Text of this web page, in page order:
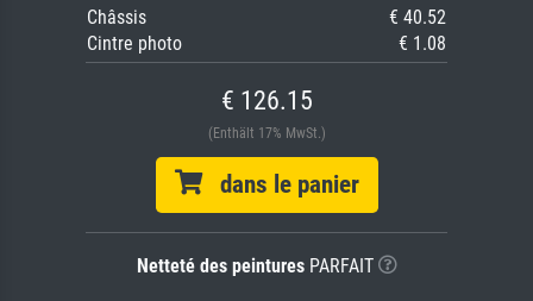
Châssis
€ 40.52
Cintre photo
€ 1.08
€ 126.15
(Enthält 17% MwSt.)
dans le panier
Netteté des peinturesPARFAIT